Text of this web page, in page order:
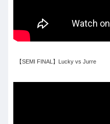
【SEMI FINAL】Lucky vs Jurre